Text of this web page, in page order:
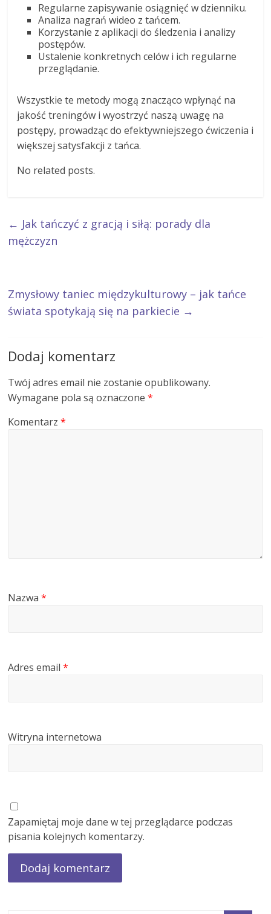
Regularne zapisywanie osiągnięć w dzienniku.
Analiza nagrań wideo z tańcem.
Korzystanie z aplikacji do śledzenia i analizy
postępów.
Ustalenie konkretnych celów i ich regularne
przeglądanie.
Wszystkie te metody mogą znacząco wpłynąć na
jakość treningów i wyostrzyć naszą uwagę na
postępy, prowadząc do efektywniejszego ćwiczenia i
większej satysfakcji z tańca.
No related posts.
← Jak tańczyć z gracją i siłą: porady dla
mężczyzn
Zmysłowy taniec międzykulturowy – jak tańce
świata spotykają się na parkiecie →
Dodaj komentarz
Twój adres email nie zostanie opublikowany.
Wymagane pola są oznaczone*
Komentarz*
Nazwa*
Adres email*
Witryna internetowa
Zapamiętaj moje dane w tej przeglądarce podczas
pisania kolejnych komentarzy.